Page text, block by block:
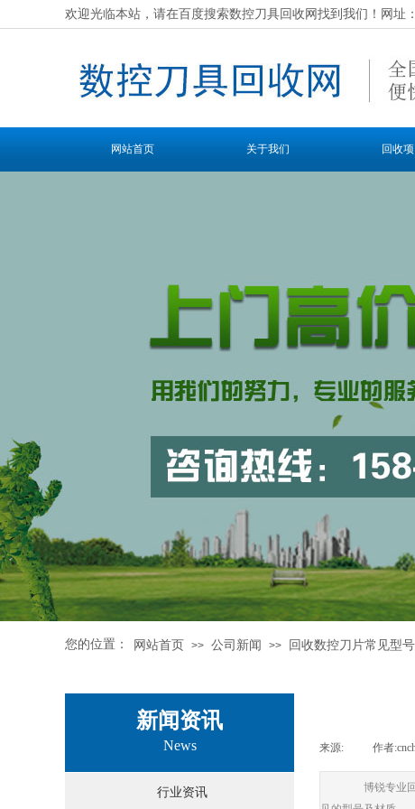
欢迎光临本站，请在百度搜索数控刀具回收网找到我们！网址
网站首页 关于我们 回收项
您的位置： 网站首页 >> 公司新闻 >> 回收数控刀片常见型
新闻资讯
News 来源: 作者:
博锐专业回
行业资讯